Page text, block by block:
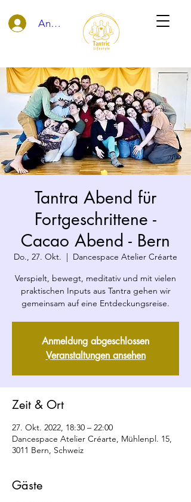
Anmelden
Tantra Abend für
Fortgeschrittene -
Cacao Abend - Bern
Do., 27. Okt.
  |
Dancespace Atelier Créarte
Verspielt, bewegt, meditativ und mit vielen
praktischen Inputs aus Tantra gehen wir
gemeinsam auf eine Entdeckungsreise.
Anmeldung abgeschlossen
Veranstaltungen ansehen
Zeit & Ort
27. Okt. 2022, 18:30 – 22:00
Dancespace Atelier Créarte, Mühlenpl. 15,
3011 Bern, Schweiz
Gäste